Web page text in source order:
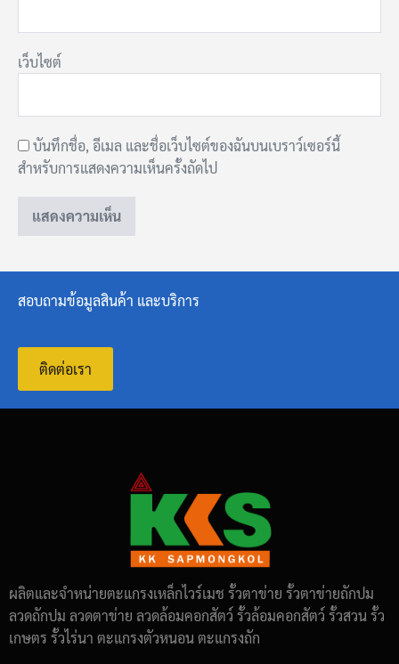
เว็บไซต์
บันทึกชื่อ, อีเมล และชื่อเว็บไซต์ของฉันบนเบราว์เซอร์นี้
สำหรับการแสดงความเห็นครั้งถัดไป
สอบถามข้อมูลสินค้า และบริการ
ติดต่อเรา
ผลิตและจำหน่ายตะแกรงเหล็กไวร์เมช รั้วตาข่าย รั้วตาข่ายถักปม
ลวดถักปม ลวดตาข่าย ลวดล้อมคอกสัตว์ รั้วล้อมคอกสัตว์ รั้วสวน รั้ว
เกษตร รั้วไร่นา ตะแกรงตัวหนอน ตะแกรงถัก